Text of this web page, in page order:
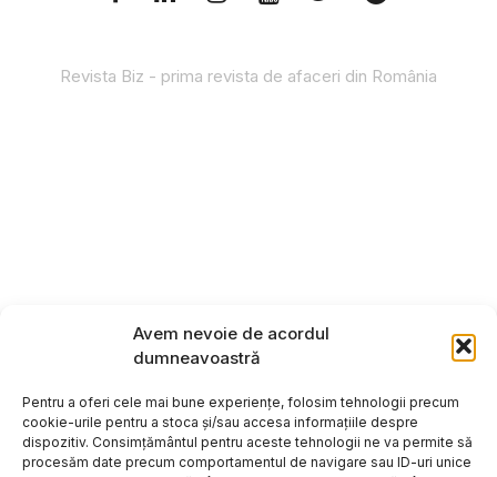
Avem nevoie de acordul
dumneavoastră
Pentru a oferi cele mai bune experiențe, folosim tehnologii precum
cookie-urile pentru a stoca și/sau accesa informațiile despre
dispozitiv. Consimțământul pentru aceste tehnologii ne va permite să
procesăm date precum comportamentul de navigare sau ID-uri unice
Revista Biz - prima revista de afaceri din România